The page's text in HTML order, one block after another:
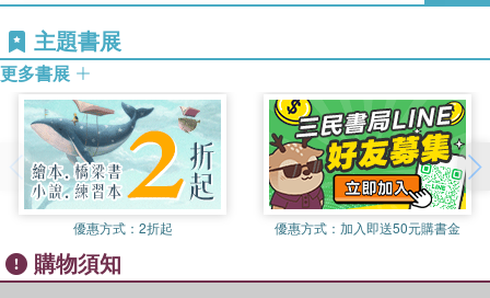
little person. Little children will love lifting the irresistibly
soft felt flaps to discover who is the cutest little person
ever - will it be baby bunny, small mouse or tiny owl?
They'll find the answer when they look in the mirror hiding
under the final flap!Look out for Who's Sleepy?, a farm
animal felt flaps book.
主題書展
更多書展
優惠方式： 2折起 優惠方式： 加入即送50元購書金
購物須知